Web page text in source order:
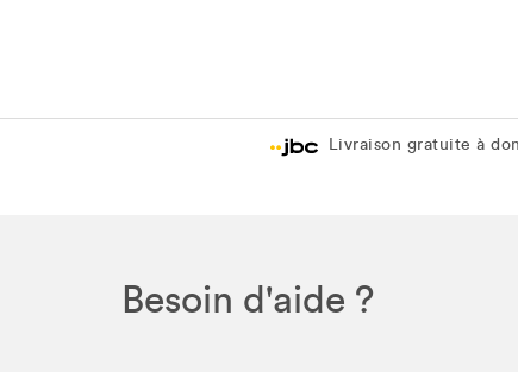
Livraison gratuite à
Besoin d'aide ?